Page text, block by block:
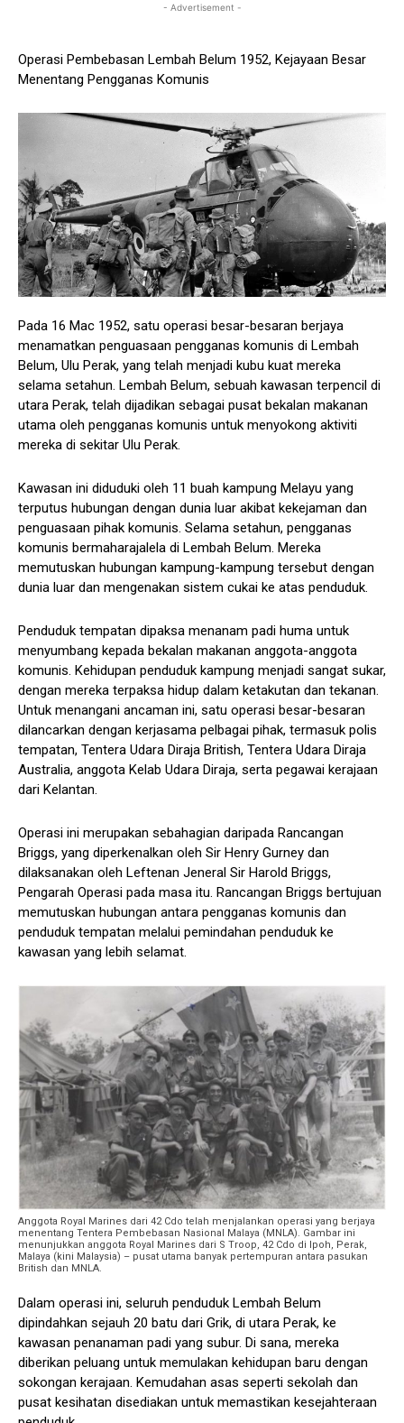
- Advertisement -
Operasi Pembebasan Lembah Belum 1952, Kejayaan Besar
Menentang Pengganas Komunis
Pada 16 Mac 1952, satu operasi besar-besaran berjaya
menamatkan penguasaan pengganas komunis di Lembah
Belum, Ulu Perak, yang telah menjadi kubu kuat mereka
selama setahun. Lembah Belum, sebuah kawasan terpencil di
utara Perak, telah dijadikan sebagai pusat bekalan makanan
utama oleh pengganas komunis untuk menyokong aktiviti
mereka di sekitar Ulu Perak.
Kawasan ini diduduki oleh 11 buah kampung Melayu yang
terputus hubungan dengan dunia luar akibat kekejaman dan
penguasaan pihak komunis. Selama setahun, pengganas
komunis bermaharajalela di Lembah Belum. Mereka
memutuskan hubungan kampung-kampung tersebut dengan
dunia luar dan mengenakan sistem cukai ke atas penduduk.
Penduduk tempatan dipaksa menanam padi huma untuk
menyumbang kepada bekalan makanan anggota-anggota
komunis. Kehidupan penduduk kampung menjadi sangat sukar,
dengan mereka terpaksa hidup dalam ketakutan dan tekanan.
Untuk menangani ancaman ini, satu operasi besar-besaran
dilancarkan dengan kerjasama pelbagai pihak, termasuk polis
tempatan, Tentera Udara Diraja British, Tentera Udara Diraja
Australia, anggota Kelab Udara Diraja, serta pegawai kerajaan
dari Kelantan.
Operasi ini merupakan sebahagian daripada Rancangan
Briggs, yang diperkenalkan oleh Sir Henry Gurney dan
dilaksanakan oleh Leftenan Jeneral Sir Harold Briggs,
Pengarah Operasi pada masa itu. Rancangan Briggs bertujuan
memutuskan hubungan antara pengganas komunis dan
penduduk tempatan melalui pemindahan penduduk ke
kawasan yang lebih selamat.
Anggota Royal Marines dari 42 Cdo telah menjalankan operasi yang berjaya
menentang Tentera Pembebasan Nasional Malaya (MNLA). Gambar ini
menunjukkan anggota Royal Marines dari S Troop, 42 Cdo di Ipoh, Perak,
Malaya (kini Malaysia) – pusat utama banyak pertempuran antara pasukan
British dan MNLA.
Dalam operasi ini, seluruh penduduk Lembah Belum
dipindahkan sejauh 20 batu dari Grik, di utara Perak, ke
kawasan penanaman padi yang subur. Di sana, mereka
diberikan peluang untuk memulakan kehidupan baru dengan
sokongan kerajaan. Kemudahan asas seperti sekolah dan
pusat kesihatan disediakan untuk memastikan kesejahteraan